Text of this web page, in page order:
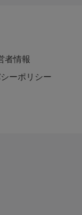
者情報
ーポリシー